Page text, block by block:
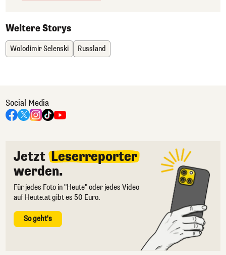
Weitere Storys
Wolodimir Selenski Russland
Social Media
Jetzt Leserreporter
werden.
Für jedes Foto in "Heute" oder jedes Video
auf Heute.at gibt es 50 Euro.
So geht's